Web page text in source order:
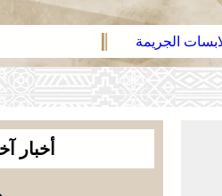
الجريمة
أخبار